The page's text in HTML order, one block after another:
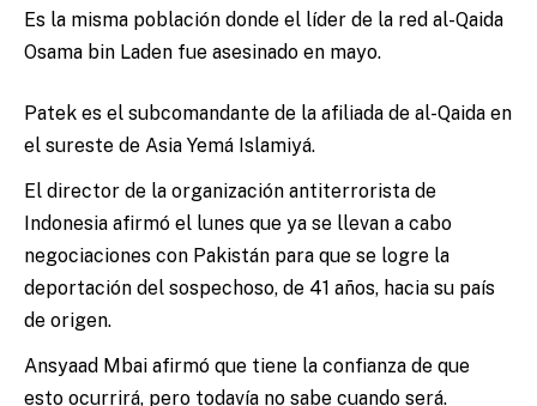
Es la misma población donde el líder de la red al-Qaida
Osama bin Laden fue asesinado en mayo.
Patek es el subcomandante de la afiliada de al-Qaida en
el sureste de Asia Yemá Islamiyá.
El director de la organización antiterrorista de
Indonesia afirmó el lunes que ya se llevan a cabo
negociaciones con Pakistán para que se logre la
deportación del sospechoso, de 41 años, hacia su país
de origen.
Ansyaad Mbai afirmó que tiene la confianza de que
esto ocurrirá, pero todavía no sabe cuando será.